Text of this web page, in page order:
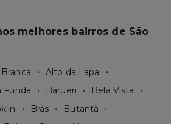
melhores bairros de São
Alto da Lapa
Funda Barueri
Bela Vista
Brás
Butantã